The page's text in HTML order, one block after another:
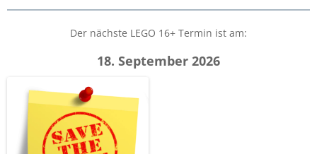
Der nächste LEGO 16+ Termin ist am:
18. September 2026